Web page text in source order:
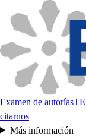
Examen de autorías
citarnos
Más información